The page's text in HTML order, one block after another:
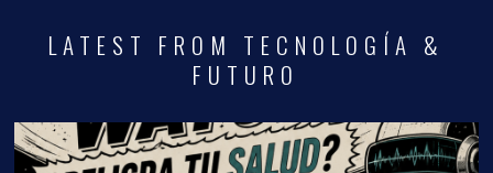
LATEST FROM TECNOLOGÍA &
FUTURO